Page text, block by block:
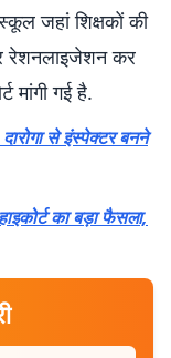
जहां शिक्षकों की
रेशनलाइजेशन कर
मांगी गई है.
से इंस्पेक्टर बनने
का बड़ा फैसला,